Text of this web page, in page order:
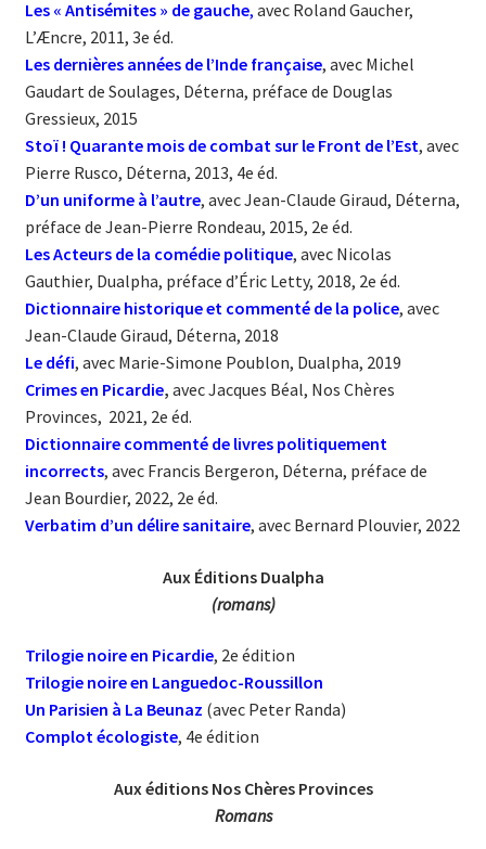
Les « Antisémites » de gauche, avec Roland Gaucher,
L’Æncre, 2011, 3e éd.
Les dernières années de l’Inde française, avec Michel
Gaudart de Soulages, Déterna, préface de Douglas
Gressieux, 2015
Stoï ! Quarante mois de combat sur le Front de l’Est, avec
Pierre Rusco, Déterna, 2013, 4e éd.
D’un uniforme à l’autre, avec Jean-Claude Giraud, Déterna,
préface de Jean-Pierre Rondeau, 2015, 2e éd.
Les Acteurs de la comédie politique, avec Nicolas
Gauthier, Dualpha, préface d’Éric Letty, 2018, 2e éd.
Dictionnaire historique et commenté de la police, avec
Jean-Claude Giraud, Déterna, 2018
Le défi, avec Marie-Simone Poublon, Dualpha, 2019
Crimes en Picardie, avec Jacques Béal, Nos Chères
Provinces, 2021, 2e éd.
Dictionnaire commenté de livres politiquement
incorrects, avec Francis Bergeron, Déterna, préface de
Jean Bourdier, 2022, 2e éd.
Verbatim d’un délire sanitaire, avec Bernard Plouvier, 2022
Aux Éditions Dualpha
(romans)
Trilogie noire en Picardie, 2e édition
Trilogie noire en Languedoc-Roussillon
Un Parisien à La Beunaz (avec Peter Randa)
Complot écologiste, 4e édition
Aux éditions Nos Chères Provinces
Romans